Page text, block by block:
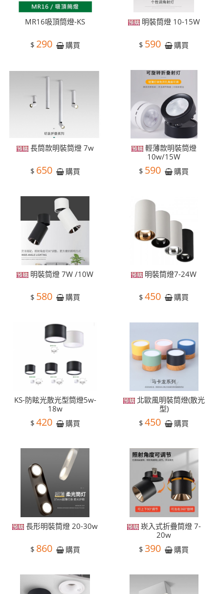
MR16吸頂筒燈-KS
$ 290 購買
明裝筒燈 10-15W
$ 590 購買
長筒款明裝筒燈 7w
$ 650 購買
輕薄款明裝筒燈
10w/15W
$ 590 購買
明裝筒燈 7W /10W
$ 580 購買
明裝筒燈7-24W
$ 450 購買
KS-防眩光散光型筒燈5w-
18w
$ 420 購買
北歐風明裝筒燈(散光
型)
$ 450 購買
長形明裝筒燈 20-30w
$ 860 購買
崁入式折疊筒燈 7-
20w
$ 390 購買